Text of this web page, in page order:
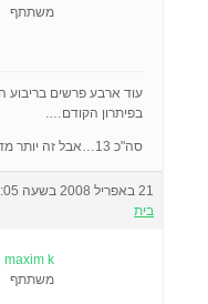
משתתף
בפיתרון הקודם….
סה"כ 13…אבל זה יותר מדי, לדעתי. אני בטוח שיש פיתרון ב9
21 באפריל 2008 בשעה 07:05
בית
maxim k
משתתף